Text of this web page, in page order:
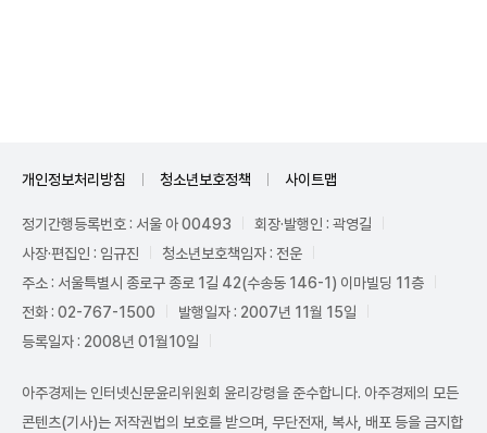
개인정보처리방침 청소년보호정책 사이트맵
정기간행등록번호 : 서울 아 00493
회장·발행인 : 곽영길
사장·편집인 : 임규진
청소년보호책임자 : 전운
주소 : 서울특별시 종로구 종로 1길 42(수송동 146-1) 이마빌딩 11층
전화 : 02-767-1500
발행일자 : 2007년 11월 15일
등록일자 : 2008년 01월10일
아주경제는 인터넷신문윤리위원회 윤리강령을 준수합니다. 아주경제의 모든
콘텐츠(기사)는 저작권법의 보호를 받으며, 무단전재, 복사, 배포 등을 금지합